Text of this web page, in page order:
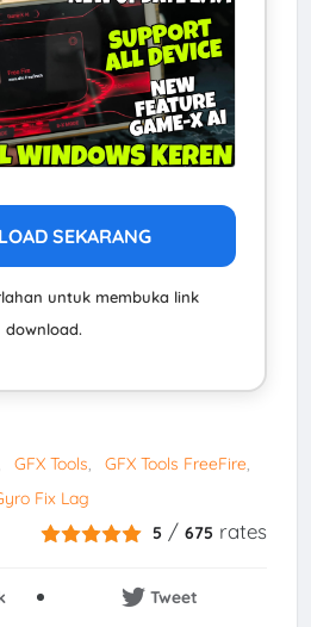
SEKARANG
untuk membuka link
download.
GFX Tools
GFX Tools FreeFire
Fix Lag
5 /675 rates
Tweet